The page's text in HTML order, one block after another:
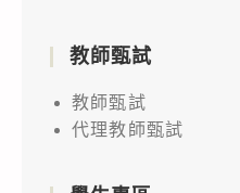
教師甄試
教師甄試
代理教師甄試